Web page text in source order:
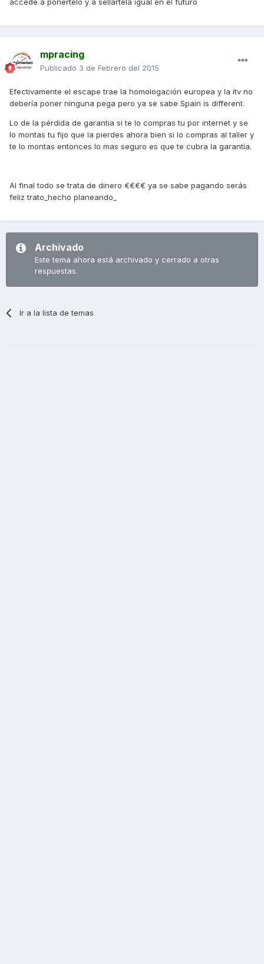
mpracing
Publicado 3 de Febrero del 2015
Efectivamente el escape trae la homologación europea y la itv no
debería poner ninguna pega pero ya se sabe Spain is different.
Lo de la pérdida de garantia si te lo compras tu por internet y se
lo montas tu fijo que la pierdes ahora bien si lo compras al taller y
te lo montas entonces lo mas seguro es que te cubra la garantía.
Al final todo se trata de dinero €€€€ ya se sabe pagando serás
feliz trato_hecho planeando_
Archivado
Este tema ahora está archivado y cerrado a otras
respuestas.
Ir a la lista de temas